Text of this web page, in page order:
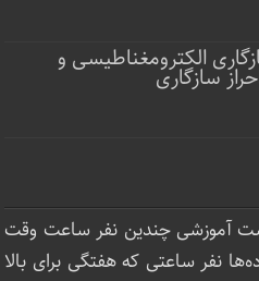
الکترومغناطیسی و
سازگاری
آموزشی چندین نفر ساعت‌ وقت
نفر ساعتی که هفتگی برای بالا